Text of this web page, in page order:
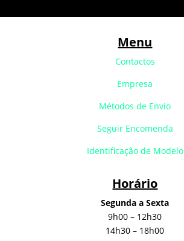
Menu
Contactos
Empresa
Métodos de Envio
Seguir Encomenda
Identificação de Modelo
Horário
Segunda a Sexta
9h00 – 12h30
14h30 – 18h00